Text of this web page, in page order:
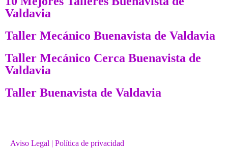
Valdavia
Taller Mecánico Buenavista de Valdavia
Taller Mecánico Cerca Buenavista de
Valdavia
Taller Buenavista de Valdavia
Aviso Legal | Política de privacidad